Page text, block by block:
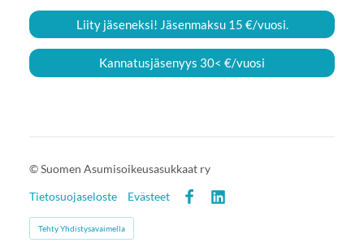
Liity jäseneksi! Jäsenmaksu 15 €/vuosi.
Kannatusjäsenyys 30< €/vuosi
©Suomen Asumisoikeusasukkaat ry
Tietosuojaseloste
Evästeet
Tehty Yhdistysavaimella